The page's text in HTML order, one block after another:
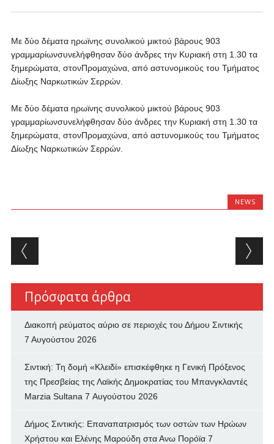
Με δύο δέματα ηρωϊνης συνολικού μικτού βάρους 903
γραμμαρίωνσυνελήφθησαν δύο άνδρες την Κυριακή στη 1.30 τα
ξημερώματα, στονΠρομαχώνα, από αστυνομικούς του Τμήματος
Δίωξης Ναρκωτικών Σερρών.
Με δύο δέματα ηρωϊνης συνολικού μικτού βάρους 903
γραμμαρίωνσυνελήφθησαν δύο άνδρες την Κυριακή στη 1.30 τα
ξημερώματα, στονΠρομαχώνα, από αστυνομικούς του Τμήματος
Δίωξης Ναρκωτικών Σερρών.
NEWS
Post navigation
Πρόσφατα άρθρα
Διακοπή ρεύματος αύριο σε περιοχές του Δήμου Σιντικής
7 Αυγούστου 2026
Σιντική: Τη δομή «Κλειδί» επισκέφθηκε η Γενική Πρόξενος
της Πρεσβείας της Λαϊκής Δημοκρατίας του Μπανγκλαντές
Marzia Sultana 7 Αυγούστου 2026
Δήμος Σιντικής: Επαναπατρισμός των oστών των Ηρώων
Χρήστου και Ελένης Μαρούδη στα Ανω Πορόϊα 7